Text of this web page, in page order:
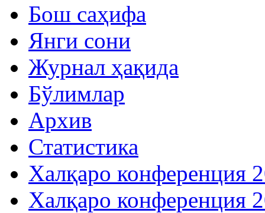
Бош саҳифа
Янги сони
Журнал ҳақида
Бўлимлар
Архив
Статистика
Халқаро конференция
Халқаро конференция